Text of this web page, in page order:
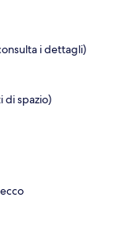
i dettagli)
di spazio)